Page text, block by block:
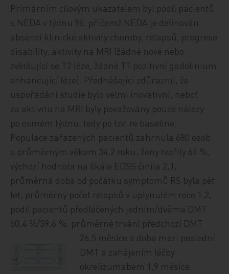
Primárním cílovým ukazatelem byl podíl pacientů
s NEDA v týdnu 96, přičemž NEDA je definován
absencí klinické aktivity choroby, relapsů, progrese
disability, aktivity na MRI (žádné nové nebo
zvětšující se T2 léze, žádné T1 pozitivní gadolinium
enhancující léze). Přednášející zdůraznil, že
uspořádání studie bylo velmi inovativní, neboť
za aktivitu na MRI byly považovány pouze nálezy
po osmém týdnu, tedy po tzv. re baseline.
Populace zařazených pacientů zahrnula 680 osob
s průměrným věkem 34,2 roku, ženy tvořily 64 %,
výchozí hodnota na škále EDSS činila 2,1,
průměrná doba od počátku symptomů RS byla pět
let, průměrný počet relapsů v uplynulém roce 1,2,
podíl pacientů předléčených jedním/dvěma DMT
60,4 %/39,6 %, průměrné trvání předchozí DMT
26,5 měsíce a doba mezi poslední
DMT a zahájením léčby
okrelizumabem 1,9 měsíce.